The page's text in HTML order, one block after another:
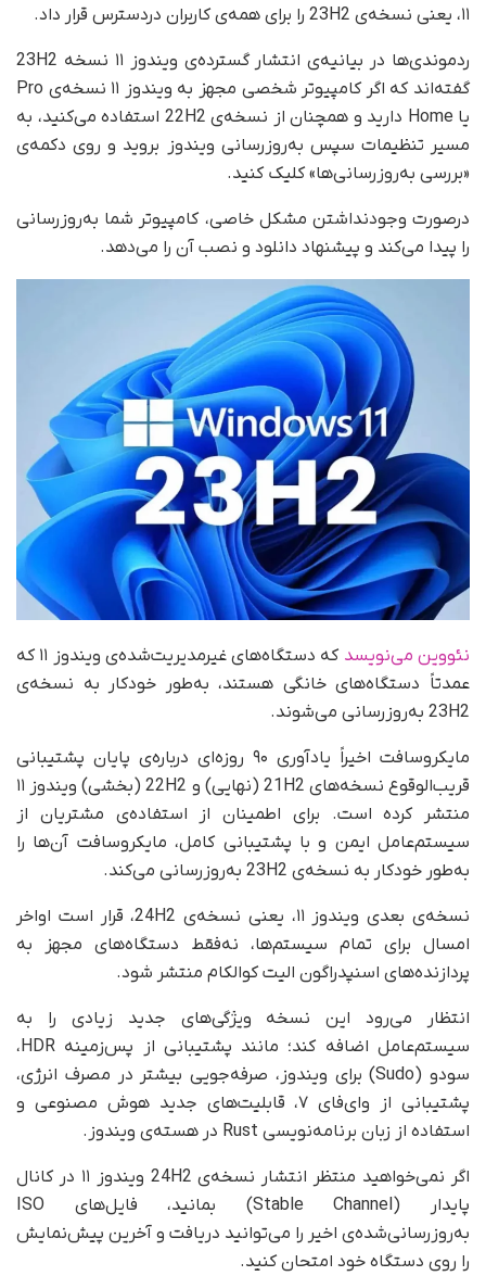
۱۱، یعنی نسخه‌ی 23H2 را برای همه‌ی کاربران در‌دسترس قرار داد.
ردموندی‌ها در بیانیه‌ی انتشار گسترده‌ی ویندوز ۱۱ نسخه 23H2
گفته‌اند که اگر کامپیوتر شخصی مجهز به ویندوز ۱۱ نسخه‌ی Pro
یا Home دارید و همچنان از نسخه‌ی 22H2 استفاده می‌کنید، به
مسیر تنظیمات سپس به‌روزرسانی ویندوز بروید و روی دکمه‌ی
«بررسی به‌روزرسانی‌ها» کلیک کنید.
درصورت وجودنداشتن مشکل خاصی، کامپیوتر شما به‌روزرسانی
را پیدا می‌کند و پیشنهاد دانلود و نصب آن را می‌دهد.
نئووین می‌نویسد
که دستگاه‌های غیر‌مدیریت‌شده‌ی ویندوز ۱۱ که
عمدتاً دستگاه‌های خانگی هستند، به‌طور خودکار به نسخه‌ی
23H2 به‌روزرسانی می‌شوند.
مایکروسافت اخیراً یادآوری ۹۰ روزه‌ای درباره‌ی پایان پشتیبانی
قریب‌الوقوع نسخه‌های 21H2 (نهایی) و 22H2 (بخشی) ویندوز ۱۱
منتشر کرده است. برای اطمینان از استفاده‌ی مشتریان از
سیستم‌عامل ایمن و با پشتیبانی کامل، مایکروسافت آن‌ها را
به‌طور خودکار به نسخه‌ی 23H2 به‌روزرسانی می‌کند.
نسخه‌ی بعدی ویندوز ۱۱، یعنی نسخه‌ی 24H2، قرار است اواخر
امسال برای تمام سیستم‌ها، نه‌فقط دستگاه‌های مجهز به
پردازنده‌های اسنپدراگون الیت کوالکام منتشر شود.
انتظار می‌رود این نسخه ویژگی‌های جدید زیادی را به
سیستم‌عامل اضافه کند؛ مانند پشتیبانی از پس‌زمینه HDR،
سودو (Sudo) برای ویندوز، صرفه‌جویی بیشتر در مصرف انرژی،
پشتیبانی از وای‌فای ۷، قابلیت‌های جدید هوش مصنوعی و
استفاده از زبان برنامه‌نویسی Rust در هسته‌ی ویندوز.
اگر نمی‌خواهید منتظر انتشار نسخه‌ی 24H2 ویندوز ۱۱ در کانال
پایدار (Stable Channel) بمانید، فایل‌های ISO
به‌روزرسانی‌شده‌ی اخیر را می‌توانید دریافت و آخرین پیش‌نمایش
را روی دستگاه خود امتحان کنید.